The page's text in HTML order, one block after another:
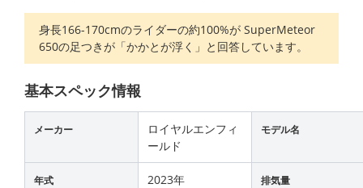
身長166-170cmのライダーの約100%が SuperMeteor
650の足つきが「かかとが浮く」と回答しています。
基本スペック情報
メーカー
ロイヤルエンフィ
ールド
モデル名
年式 2023年 排気量